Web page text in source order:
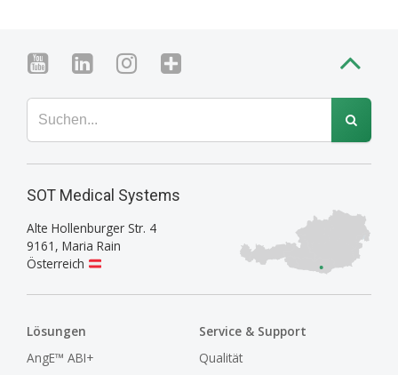
Lösungen
AngE™ ABI+
Service & Support
Qualität
SOT Medical Systems
Alte Hollenburger Str. 4
9161 , Maria Rain
Österreich